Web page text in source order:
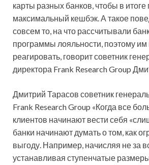
карты разных банков, чтобы в итоге
максимальный кешбэк. А такое
совсем то, на что рассчитывали
программы лояльности, поэтому им
реагировать, говорит советник
директора Frank Research Group
Дмитрий Тарасов советник
Frank Research Group «Когда все
клиентов начинают вести себя
банки начинают думать о том, как
выгоду. Например, начисляя не за
устанавливая ступенчатые